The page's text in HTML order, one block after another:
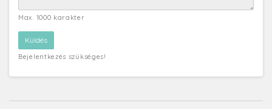
Max. 1000 karakter
Bejelentkezés szükséges!